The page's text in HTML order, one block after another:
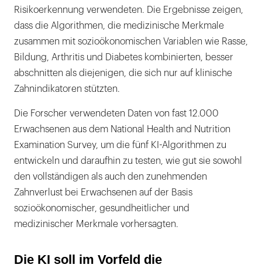
Risikoerkennung verwendeten. Die Ergebnisse zeigen,
dass die Algorithmen, die medizinische Merkmale
zusammen mit sozioökonomischen Variablen wie Rasse,
Bildung, Arthritis und Diabetes kombinierten, besser
abschnitten als diejenigen, die sich nur auf klinische
Zahnindikatoren stützten.
Die Forscher verwendeten Daten von fast 12.000
Erwachsenen aus dem National Health and Nutrition
Examination Survey, um die fünf KI-Algorithmen zu
entwickeln und daraufhin zu testen, wie gut sie sowohl
den vollständigen als auch den zunehmenden
Zahnverlust bei Erwachsenen auf der Basis
sozioökonomischer, gesundheitlicher und
medizinischer Merkmale vorhersagten.
Die KI soll im Vorfeld die